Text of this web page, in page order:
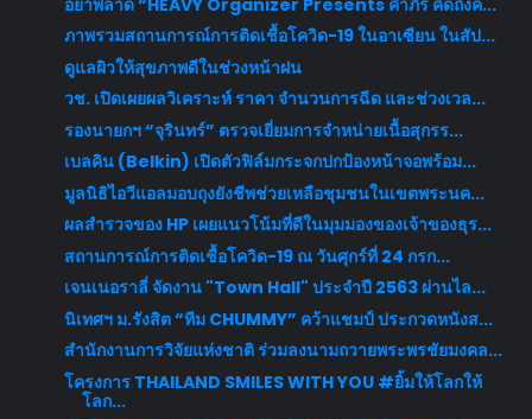
ภาพรวมสถานการณ์การติดเชื้อโควิด-19 ในอาเซียน ในสัป...
ดูแลผิวให้สุขภาพดีในช่วงหน้าฝน
วช. เปิดเผยผลวิเคราะห์ ราคา จำนวนการฉีด และช่วงเวล...
รองนายกฯ “จุรินทร์” ตรวจเยี่ยมการจำหน่ายเนื้อสุกรร...
เบลคิน (Belkin) เปิดตัวฟิล์มกระจกปกป้องหน้าจอพร้อม...
มูลนิธิไอวีแอลมอบถุงยังชีพช่วยเหลือชุมชนในเขตพระนค...
ผลสำรวจของ HP เผยแนวโน้มที่ดีในมุมมองของเจ้าของธุร...
สถานการณ์การติดเชื้อโควิด-19 ณ วันศุกร์ที่ 24 กรก...
เจนเนอราลี่ จัดงาน "Town Hall" ประจำปี 2563 ผ่านไล...
นิเทศฯ ม.รังสิต “ทีม CHUMMY” คว้าแชมป์ ประกวดหนังส...
สำนักงานการวิจัยแห่งชาติ ร่วมลงนามถวายพระพรชัยมงคล...
โครงการ THAILAND SMILES WITH YOU #ยิ้มให้โลกให้
โลก...